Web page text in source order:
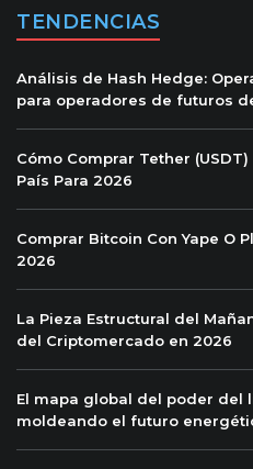
TENDENCIAS
Análisis de Hash Hedge:
para operadores de futuros
Cómo Comprar Tether
País Para 2026
Comprar Bitcoin Con Yape O
2026
La Pieza Estructural del
del Criptomercado en 2026
El mapa global del poder del
moldeando el futuro